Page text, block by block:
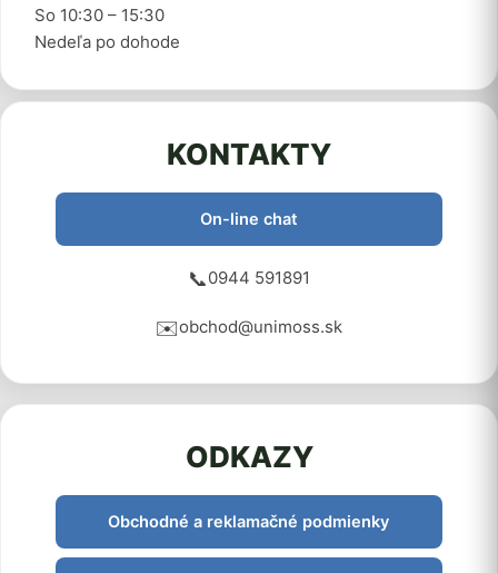
So 10:30 – 15:30
Nedeľa po dohode
KONTAKTY
On-line chat
📞0944 591891
✉️obchod@unimoss.sk
ODKAZY
Obchodné a reklamačné podmienky